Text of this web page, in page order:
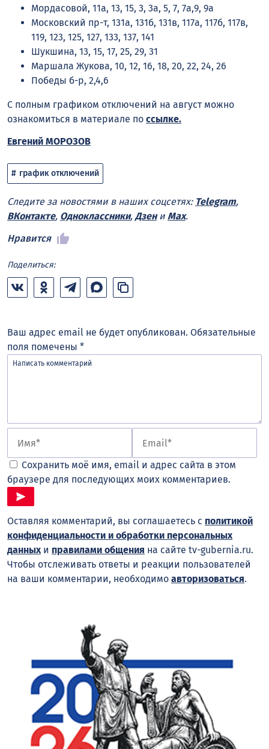
Мордасовой, 11а, 13, 15, 3, 3а, 5, 7, 7а,9, 9а
Московский пр-т, 131а, 131б, 131в, 117а, 117б, 117в,
119, 123, 125, 127, 133, 137, 141
Шукшина, 13, 15, 17, 25, 29, 31
Маршала Жукова, 10, 12, 16, 18, 20, 22, 24, 26
Победы б-р, 2,4,6
С полным графиком отключений на август можно
ознакомиться в материале по ссылке.
Евгений МОРОЗОВ
график отключений
Следите за новостями в наших соцсетях: Telegram,
ВКонтакте, Одноклассники, Дзени Max.
Нравится
Поделиться:
Ваш адрес email не будет опубликован. Обязательные
поля помечены *
Сохранить моё имя, email и адрес сайта в этом
браузере для последующих моих комментариев.
Оставляя комментарий, вы соглашаетесь с политикой
конфиденциальности и обработки персональных
данныхи правилами общения на сайте tv-gubernia.ru.
Чтобы отслеживать ответы и реакции пользователей
на ваши комментарии, необходимо авторизоваться.